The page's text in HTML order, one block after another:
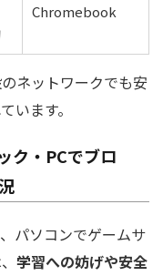
Chromebook
ネットワークでも安
います。
ク・PCでブロ
パソコンでゲームサ
学習への妨げや安全